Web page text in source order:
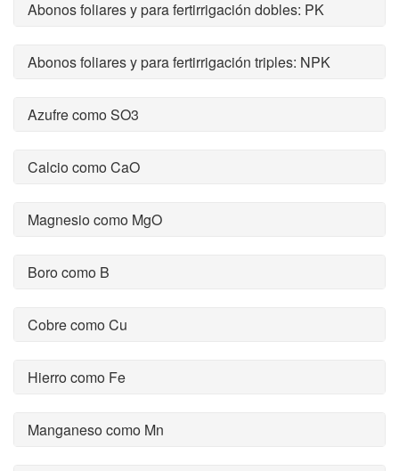
Abonos foliares y para fertirrigación dobles: PK
Abonos foliares y para fertirrigación triples: NPK
Azufre como SO3
Calcio como CaO
Magnesio como MgO
Boro como B
Cobre como Cu
Hierro como Fe
Manganeso como Mn